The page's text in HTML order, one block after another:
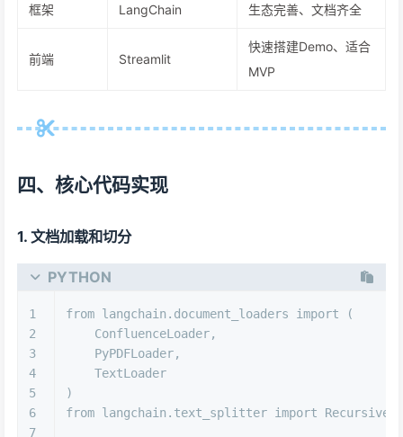
框架 LangChain 生态完善、文档齐全
前端 Streamlit
快速搭建Demo、适合
MVP
四、核心代码实现
1. 文档加载和切分
PYTHON
1
2
3
4
5
6
7
from langchain.document_loaders import (
    ConfluenceLoader,
    PyPDFLoader,
    TextLoader
)
from langchain.text_splitter import